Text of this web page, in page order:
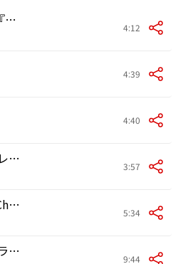
あなたを夢みて (『ストリーツ・オブ・ファイア』より) 4:12
4:39
4:40
レディー・マーマレイド 3:57
Everything Must Change 5:34
ヴァーティゴ～リライト・マイ・ファイア 9:44